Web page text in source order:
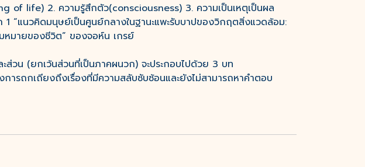
of life) 2. ความรู้สึกตัว(consciousness) 3. ความเป็นเหตุเป็นผล
แนวคิดมนุษย์เป็นศูนย์กลางในฐานะแพะรับบาปของวิกฤตสิ่งแวดล้อม:
มายของชีวิต” ของจอห์น เกรย์
ส่วน (ยกเว้นส่วนที่เป็นภาคผนวก) จะประกอบไปด้วย 3 บท
รถกเถียงถึงเรื่องที่มีความสลับซับซ้อนและยังไม่สามารถหาคำตอบ